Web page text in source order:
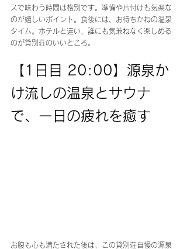
スで味わう時間は格別です。準備や片付けも気楽な
のが嬉しいポイント。食後には、お待ちかねの温泉
タイム。ホテルと違い、誰にも気兼ねなく楽しめる
のが貸別荘のいいところ。
【1日目 20:00】源泉か
け流しの温泉とサウナ
で、一日の疲れを癒す
お腹も心も満たされた後は、この貸別荘自慢の源泉